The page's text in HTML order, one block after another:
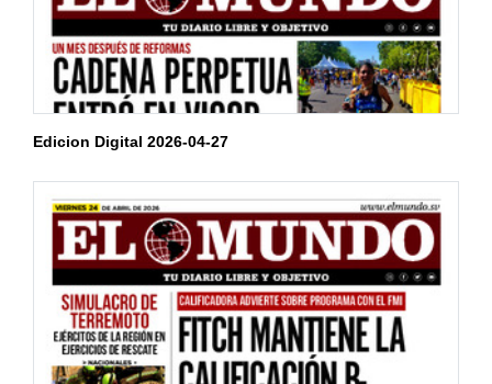
Edicion Digital 2026-04-27